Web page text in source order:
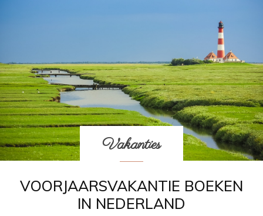
Vakanties
VOORJAARSVAKANTIE BOEKEN
IN NEDERLAND